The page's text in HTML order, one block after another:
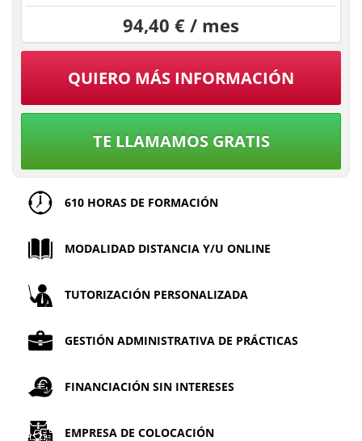
94,40 € / mes
QUIERO MÁS INFORMACIÓN
TE LLAMAMOS GRATIS
610 HORAS DE FORMACIÓN
MODALIDAD DISTANCIA Y/U ONLINE
TUTORIZACIÓN PERSONALIZADA
GESTIÓN ADMINISTRATIVA DE PRÁCTICAS
FINANCIACIÓN SIN INTERESES
EMPRESA DE COLOCACIÓN